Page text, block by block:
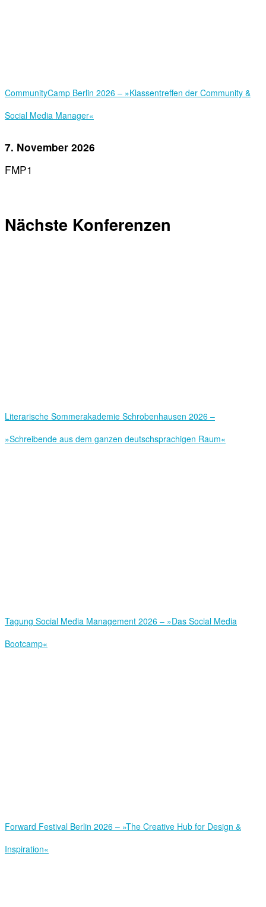
Community­Camp Berlin 2026 – »Klassentreffen der Community &
Social Media Manager«
7. November 2026
FMP1
Nächste Konferenzen
Literarische Sommerakademie Schrobenhausen 2026 –
»Schreibende aus dem ganzen deutschsprachigen Raum«
Tagung Social Media Management 2026 – »Das Social Media
Bootcamp«
Forward Festival Berlin 2026 – »The Creative Hub for Design &
Inspiration«